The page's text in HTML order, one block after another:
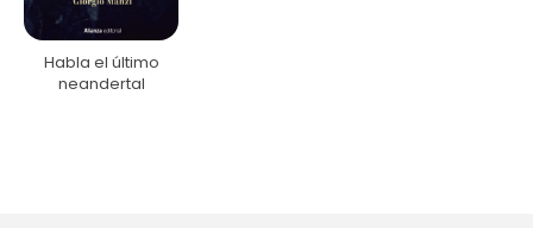
Habla el último
neandertal